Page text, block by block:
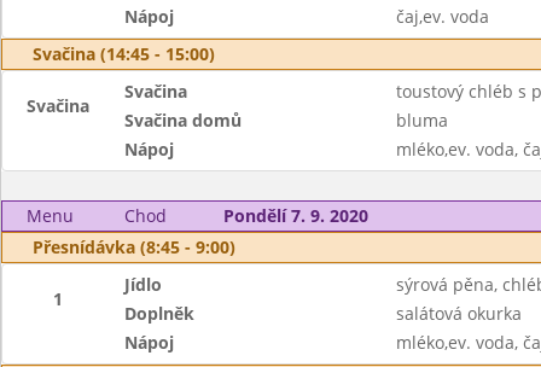
Nápoj
čaj,ev. voda
Svačina (14:45 - 15:00)
Svačina
Svačina
toustový chléb s
Svačina domů
bluma
Nápoj
mléko,ev. voda,
Menu Chod
Pondělí 7. 9. 2020
Přesnídávka (8:45 - 9:00)
1
Jídlo
sýrová pěna,
Doplněk
salátová okurka
Nápoj
mléko,ev. voda,